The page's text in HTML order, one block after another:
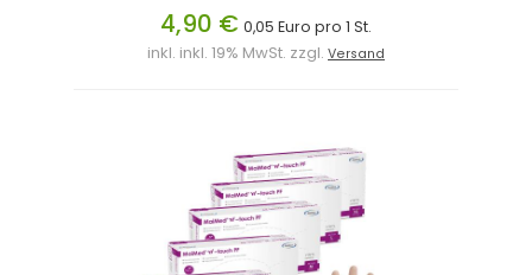
4,90 € 0,05 Euro pro 1 St.
inkl. inkl. 19% MwSt. zzgl. Versand